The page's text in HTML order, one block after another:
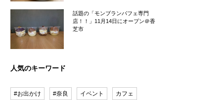
話題の「モンブランパフェ専門
店！！」11月14日にオープン＠香
芝市
人気のキーワード
#お出かけ #奈良 イベント カフェ